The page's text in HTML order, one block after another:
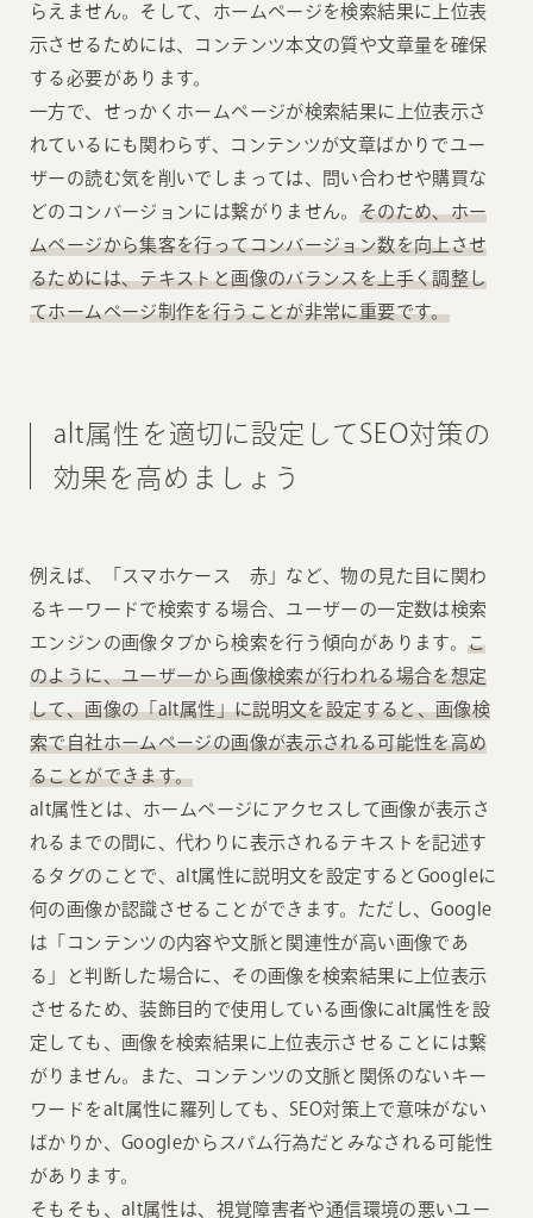
らえません。そして、ホームページを検索結果に上位表
示させるためには、コンテンツ本文の質や文章量を確保
する必要があります。
一方で、せっかくホームページが検索結果に上位表示さ
れているにも関わらず、コンテンツが文章ばかりでユー
ザーの読む気を削いでしまっては、問い合わせや購買な
どのコンバージョンには繋がりません。 そのため、ホー
ムページから集客を行ってコンバージョン数を向上させ
るためには、テキストと画像のバランスを上手く調整し
てホームページ制作を行うことが非常に重要です。
alt属性を適切に設定してSEO対策の
効果を高めましょう
例えば、「スマホケース 赤」など、物の見た目に関わ
るキーワードで検索する場合、ユーザーの一定数は検索
エンジンの画像タブから検索を行う傾向があります。 こ
のように、ユーザーから画像検索が行われる場合を想定
して、画像の「alt属性」に説明文を設定すると、画像検
索で自社ホームページの画像が表示される可能性を高め
ることができます。
alt属性とは、ホームページにアクセスして画像が表示さ
れるまでの間に、代わりに表示されるテキストを記述す
るタグのことで、alt属性に説明文を設定するとGoogleに
何の画像か認識させることができます。ただし、Google
は「コンテンツの内容や文脈と関連性が高い画像であ
る」と判断した場合に、その画像を検索結果に上位表示
させるため、装飾目的で使用している画像にalt属性を設
定しても、画像を検索結果に上位表示させることには繋
がりません。また、コンテンツの文脈と関係のないキー
ワードをalt属性に羅列しても、SEO対策上で意味がない
ばかりか、Googleからスパム行為だとみなされる可能性
があります。
そもそも、alt属性は、視覚障害者や通信環境の悪いユー